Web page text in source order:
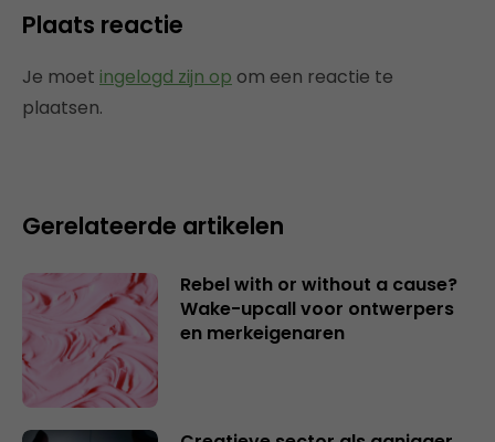
Plaats reactie
Je moet ingelogd zijn op om een reactie te
plaatsen.
Gerelateerde artikelen
Rebel with or without a cause?
Wake-upcall voor ontwerpers
en merkeigenaren